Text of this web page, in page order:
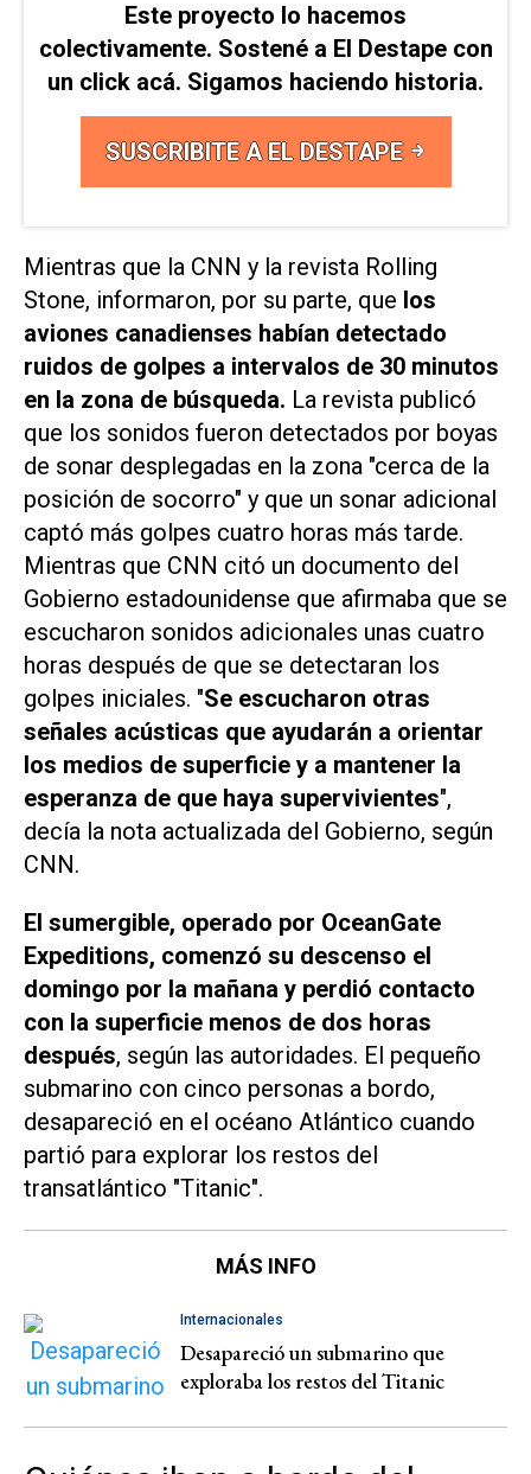
Este proyecto lo hacemos
colectivamente. Sostené a El Destape con
un click acá. Sigamos haciendo historia.
SUSCRIBITE A EL DESTAPE
Mientras que la CNN y la revista Rolling
Stone, informaron, por su parte, que los
aviones canadienses habían detectado
ruidos de golpes a intervalos de 30 minutos
en la zona de búsqueda. La revista publicó
que los sonidos fueron detectados por boyas
de sonar desplegadas en la zona "cerca de la
posición de socorro" y que un sonar adicional
captó más golpes cuatro horas más tarde.
Mientras que CNN citó un documento del
Gobierno estadounidense que afirmaba que se
escucharon sonidos adicionales unas cuatro
horas después de que se detectaran los
golpes iniciales. "Se escucharon otras
señales acústicas que ayudarán a orientar
los medios de superficie y a mantener la
esperanza de que haya supervivientes",
decía la nota actualizada del Gobierno, según
CNN.
El sumergible, operado por OceanGate
Expeditions, comenzó su descenso el
domingo por la mañana y perdió contacto
con la superficie menos de dos horas
después, según las autoridades. El pequeño
submarino con cinco personas a bordo,
desapareció en el océano Atlántico cuando
partió para explorar los restos del
transatlántico "Titanic".
MÁS INFO
Internacionales
Desapareció un submarino que
exploraba los restos del Titanic